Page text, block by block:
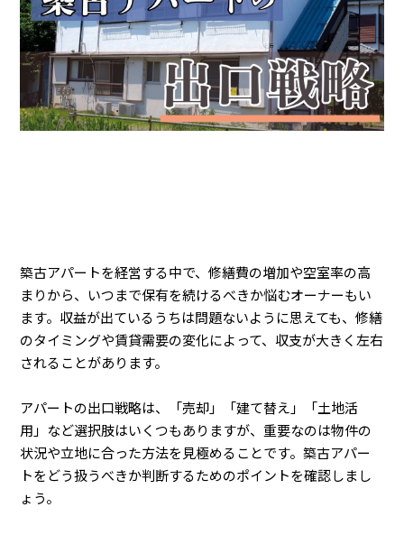
築古アパートを経営する中で、修繕費の増加や空室率の高
まりから、いつまで保有を続けるべきか悩むオーナーもい
ます。収益が出ているうちは問題ないように思えても、修繕
のタイミングや賃貸需要の変化によって、収支が大きく左右
されることがあります。
アパートの出口戦略は、「売却」「建て替え」「土地活
用」など選択肢はいくつもありますが、重要なのは物件の
状況や立地に合った方法を見極めることです。築古アパー
トをどう扱うべきか判断するためのポイントを確認しまし
ょう。